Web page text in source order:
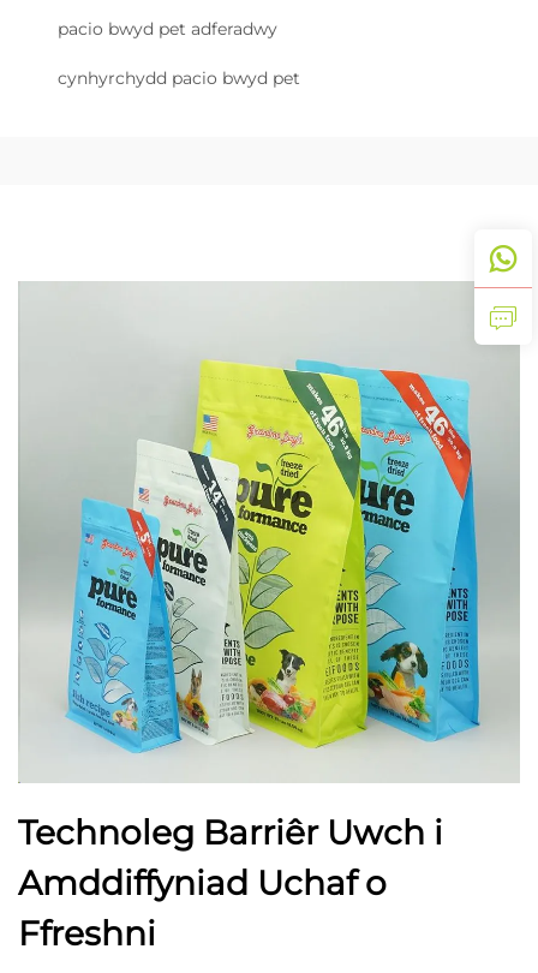
pacio bwyd pet adferadwy
cynhyrchydd pacio bwyd pet
Technoleg Barriêr Uwch i
Amddiffyniad Uchaf o
Ffreshni